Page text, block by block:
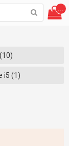
...
i5 (1)